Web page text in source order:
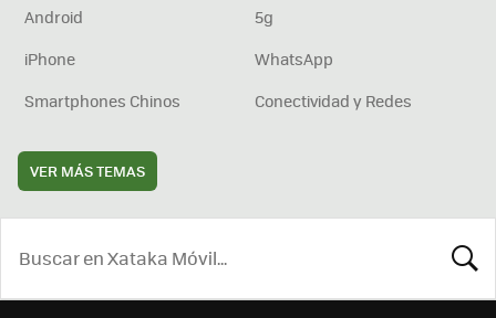
Android
5g
iPhone
WhatsApp
Smartphones Chinos
Conectividad y Redes
VER MÁS TEMAS